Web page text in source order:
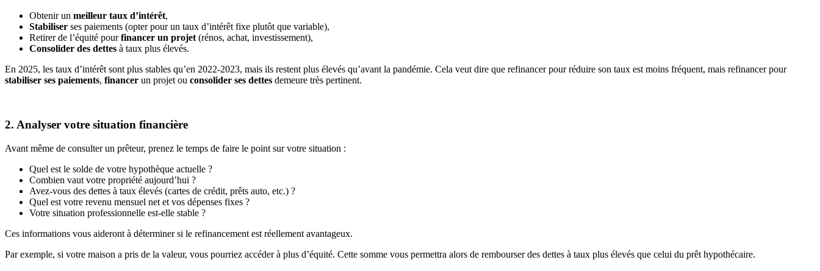
Obtenir un meilleur taux d’intérêt,
Stabiliser ses paiements (opter pour un taux d’intérêt fixe plutôt que variable),
Retirer de l’équité pourfinancer un projet (rénos, achat, investissement),
Consolider des dettes à taux plus élevés.
En 2025, les taux d’intérêt sont plus stables qu’en 2022-2023, mais ils restent plus élevés qu’avant la pandémie. Cela veut dire que refinancer pour réduire son taux est moins fréquent, mais refinancer pour
stabiliser ses paiements, financer un projet ou consolider ses dettes demeure très pertinent.
2. Analyser votre situation financière
Avant même de consulter un prêteur, prenez le temps de faire le point sur votre situation :
Quel est le solde de votre hypothèque actuelle ?
Combien vaut votre propriété aujourd’hui ?
Avez-vous des dettes à taux élevés (cartes de crédit, prêts auto, etc.) ?
Quel est votre revenu mensuel net et vos dépenses fixes ?
Votre situation professionnelle est-elle stable ?
Ces informations vous aideront à déterminer si le refinancement est réellement avantageux.
Par exemple, si votre maison a pris de la valeur, vous pourriez accéder à plus d’équité. Cette somme vous permettra alors de rembourser des dettes à taux plus élevés que celui du prêt hypothécaire.